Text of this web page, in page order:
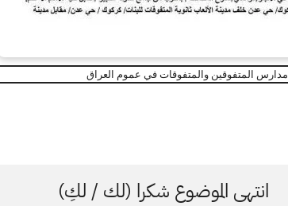
مدارس المتفوقين والمتفوقات في عموم العراق
انتهى الموضوع شكرا (لك / لكِ)